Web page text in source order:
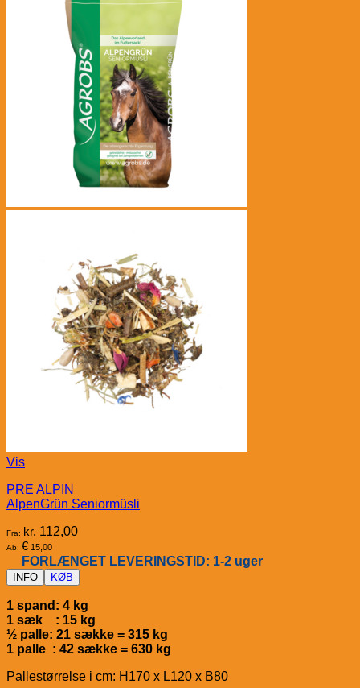
Vis
PRE ALPIN
AlpenGrün Seniormüsli
Fra: kr. 112,00
Ab: € 15,00
FORLÆNGET LEVERINGSTID: 1-2 uger
INFO KØB
1 spand: 4 kg
1 sæk : 15 kg
½ palle: 21 sække = 315 kg
1 palle : 42 sække = 630 kg
Pallestørrelse i cm: H170 x L120 x B80